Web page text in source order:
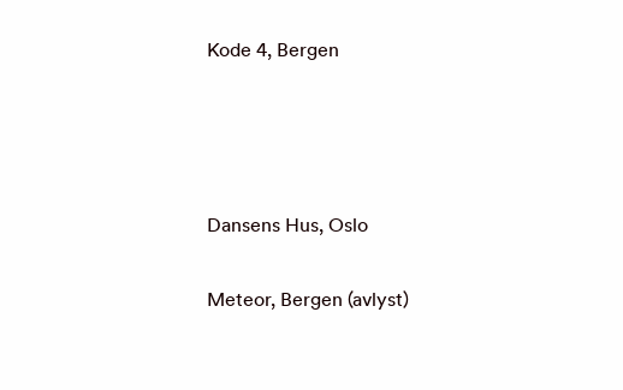
Kode 4, Bergen
Dansens Hus, Oslo
Meteor, Bergen (avlyst)